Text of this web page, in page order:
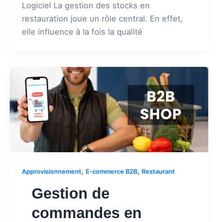
Logiciel La gestion des stocks en
restauration joue un rôle central. En effet,
elle influence à la fois la qualité
Approvisionnement, E-commerce B2B, Restaurant
Gestion de
commandes en